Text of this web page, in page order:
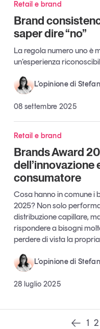
Tendenze
Leggi il magazine
Tendenze è il
modo indipendente il
GS1 Italy GS1 Italy
GS1 Italy
Retail e brand
Brand
saper dire “no”
La regola numero uno è
un’esperienza
L’opinione di
08 settembre 2025
Retail e brand
Brands Award
dell’innovazione
consumatore
Cosa hanno in comune i
2025? Non solo
distribuzione capillare,
rispondere a bisogni
perdere di vista la
L’opinione di
28 luglio 2025
1 2